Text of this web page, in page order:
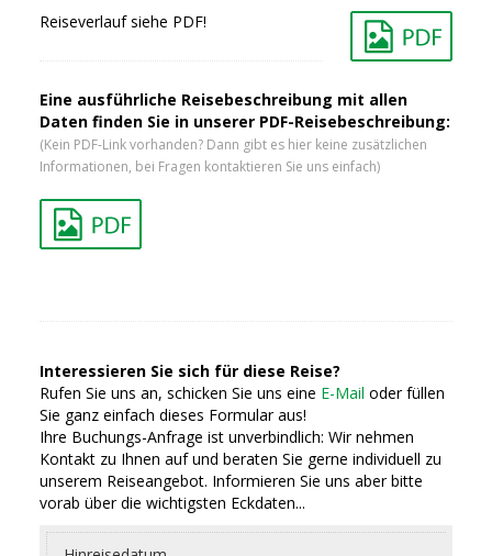
Reiseverlauf siehe PDF!
Eine ausführliche Reisebeschreibung mit allen
Daten finden Sie in unserer PDF-Reisebeschreibung:
(Kein PDF-Link vorhanden? Dann gibt es hier keine zusätzlichen
Informationen, bei Fragen kontaktieren Sie uns einfach)
Interessieren Sie sich für diese Reise?
Rufen Sie uns an, schicken Sie uns eine E-Mail oder füllen
Sie ganz einfach dieses Formular aus!
Ihre Buchungs-Anfrage ist unverbindlich: Wir nehmen
Kontakt zu Ihnen auf und beraten Sie gerne individuell zu
unserem Reiseangebot. Informieren Sie uns aber bitte
vorab über die wichtigsten Eckdaten...